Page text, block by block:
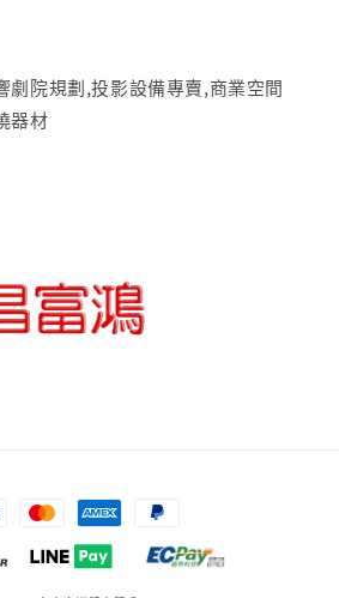
劇院規劃,投影設備專賣,商業空間
器材